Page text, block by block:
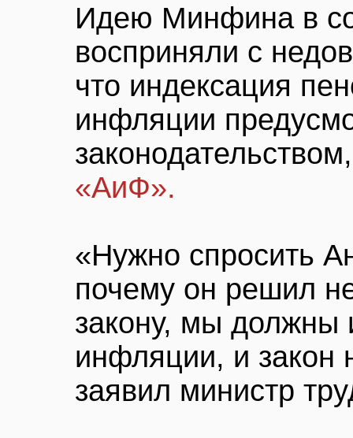
Идею Минфина в
восприняли с
что индексация
инфляции
«АиФ».
«Нужно спросить
почему он решил
закону, мы должны
инфляции, и закон
заявил министр